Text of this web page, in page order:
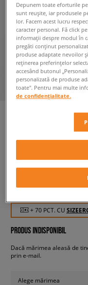
NIKE PANTALONI
69,99 RON cu TVA
+ 70 PCT. CU
PRODUS INDISPONIBIL
Dacă mărimea aleasă de
prin e-mail.
Alege mărimea
Depunem toate eforturile
sunt reușite, iar produsele
lor. Facem acest lucru
caracter personal. Fă click
informații despre modul în
pregăti conținut
produse adaptate nevoilor
reținerea preferințelor
accesând butonul
personalizată de produse
toate". Pentru mai multe
de confidențialitate.